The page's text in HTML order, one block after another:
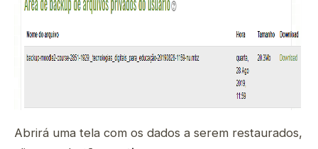
Abrirá uma tela com os dados a serem restaurados,